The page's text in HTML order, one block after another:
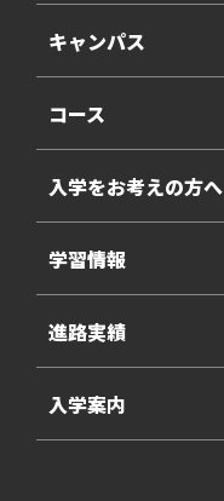
キャンパス
コース
入学をお考えの方へ
学習情報
進路実績
入学案内